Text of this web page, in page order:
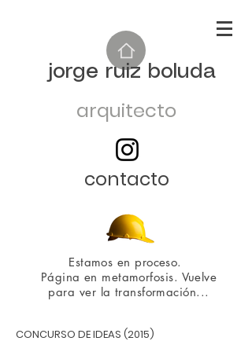
jorge ruiz boluda
arquitecto
Estamos en proceso.
contacto
Página en metamorfosis. Vuelve
para ver la transformación...
CONCURSO DE IDEAS (2015)